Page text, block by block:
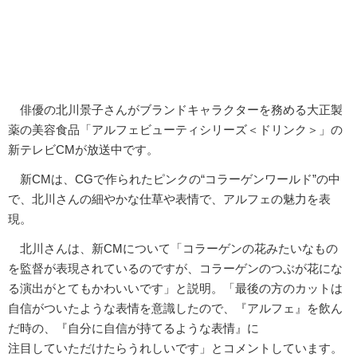
俳優の北川景子さんがブランドキャラクターを務める大正製
薬の美容食品「アルフェビューティシリーズ＜ドリンク＞」の
新テレビCMが放送中です。
新CMは、CGで作られたピンクの“コラーゲンワールド”の中
で、北川さんの細やかな仕草や表情で、アルフェの魅力を表
現。
北川さんは、新CMについて「コラーゲンの花みたいなもの
を監督が表現されているのですが、コラーゲンのつぶが花にな
る演出がとてもかわいいです」と説明。「最後の方のカットは
自信がついたような表情を意識したので、『アルフェ』を飲ん
だ時の、『自分に自信が持てるような表情』に
注目していただけたらうれしいです」とコメントしています。